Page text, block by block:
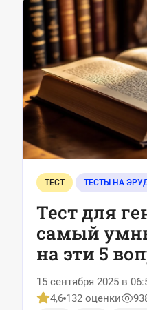
ТЕСТ ТЕСТЫ НА
Тест для
самый
на эти 5
15 сентября 2025 в
4,6 132 оценки